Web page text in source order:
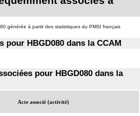
générée à partir des statistiques du PMSI français
pour HBGD080 dans la CCAM
pour HBGD080 dans la
Acte associé (activité)